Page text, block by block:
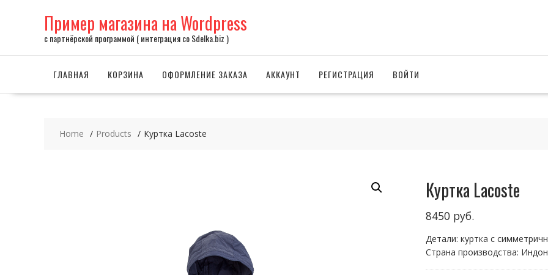
Пример магазина на Wordpress
с партнёрской программой ( интеграция со Sdelka.biz )
ГЛАВНАЯ КОРЗИНА ОФОРМЛЕНИЕ ЗАКАЗА АККАУНТ РЕГИСТРАЦИЯ ВОЙТИ
Home Products Куртка Lacoste
Куртка Lacoste
8450 руб.
Детали: куртка с
Страна производства: